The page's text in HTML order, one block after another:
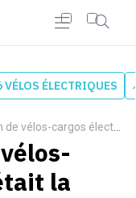
ÉLECTRIQUES
était la solution à sa démocratisation ?
la